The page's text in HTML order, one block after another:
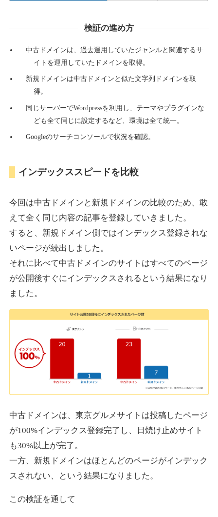
詳細を見る
countdown-x.com
ジャンル その他
39 外部リンク数479 ドメイン年齢
10,800円
詳細を見る
campus-web.jp
DA 38 外部リンク数 1151 ドメイン年齢
詳細を見る
designcrave.com
ジャンル
DA38
詳細を見る
actagainstaids.com
ジャンルその他
DA38 外部リンク数527 ドメイン年齢26年
10,800円 入札 0件
express-soft.com
DA38 外部リンク数
検証の進め方
中古ドメインは、過去運用していたジャンルと関連するサ
イトを運用していたドメインを取得。
新規ドメインは中古ドメインと似た文字列ドメインを取
得。
同じサーバーでWordpressを利用し、テーマやプラグインな
ども全て同じに設定するなど、環境は全て統一。
Googleのサーチコンソールで状況を確認。
インデックススピードを比較
今回は中古ドメインと新規ドメインの比較のため、敢
えて全く同じ内容の記事を登録していきました。
すると、新規ドメイン側ではインデックス登録されな
いページが続出しました。
それに比べて中古ドメインのサイトはすべてのページ
が公開後すぐにインデックスされるという結果になり
ました。
中古ドメインは、東京グルメサイトは投稿したページ
が100%インデックス登録完了し、日焼け止めサイト
も30%以上が完了。
一方、新規ドメインはほとんどのページがインデック
スされない、という結果になりました。
この検証を通して